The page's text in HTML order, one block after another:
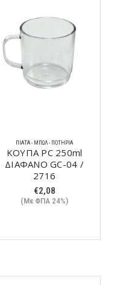
ΠΙΆΤΑ - ΜΠΩΛ - ΠΟΤΉΡΙΑ
ΚΟΥΠΑ PC 250ml
ΔΙΑΦΑΝΟ GC-04 /
2716
€2,08
(Με ΦΠΑ 24%)